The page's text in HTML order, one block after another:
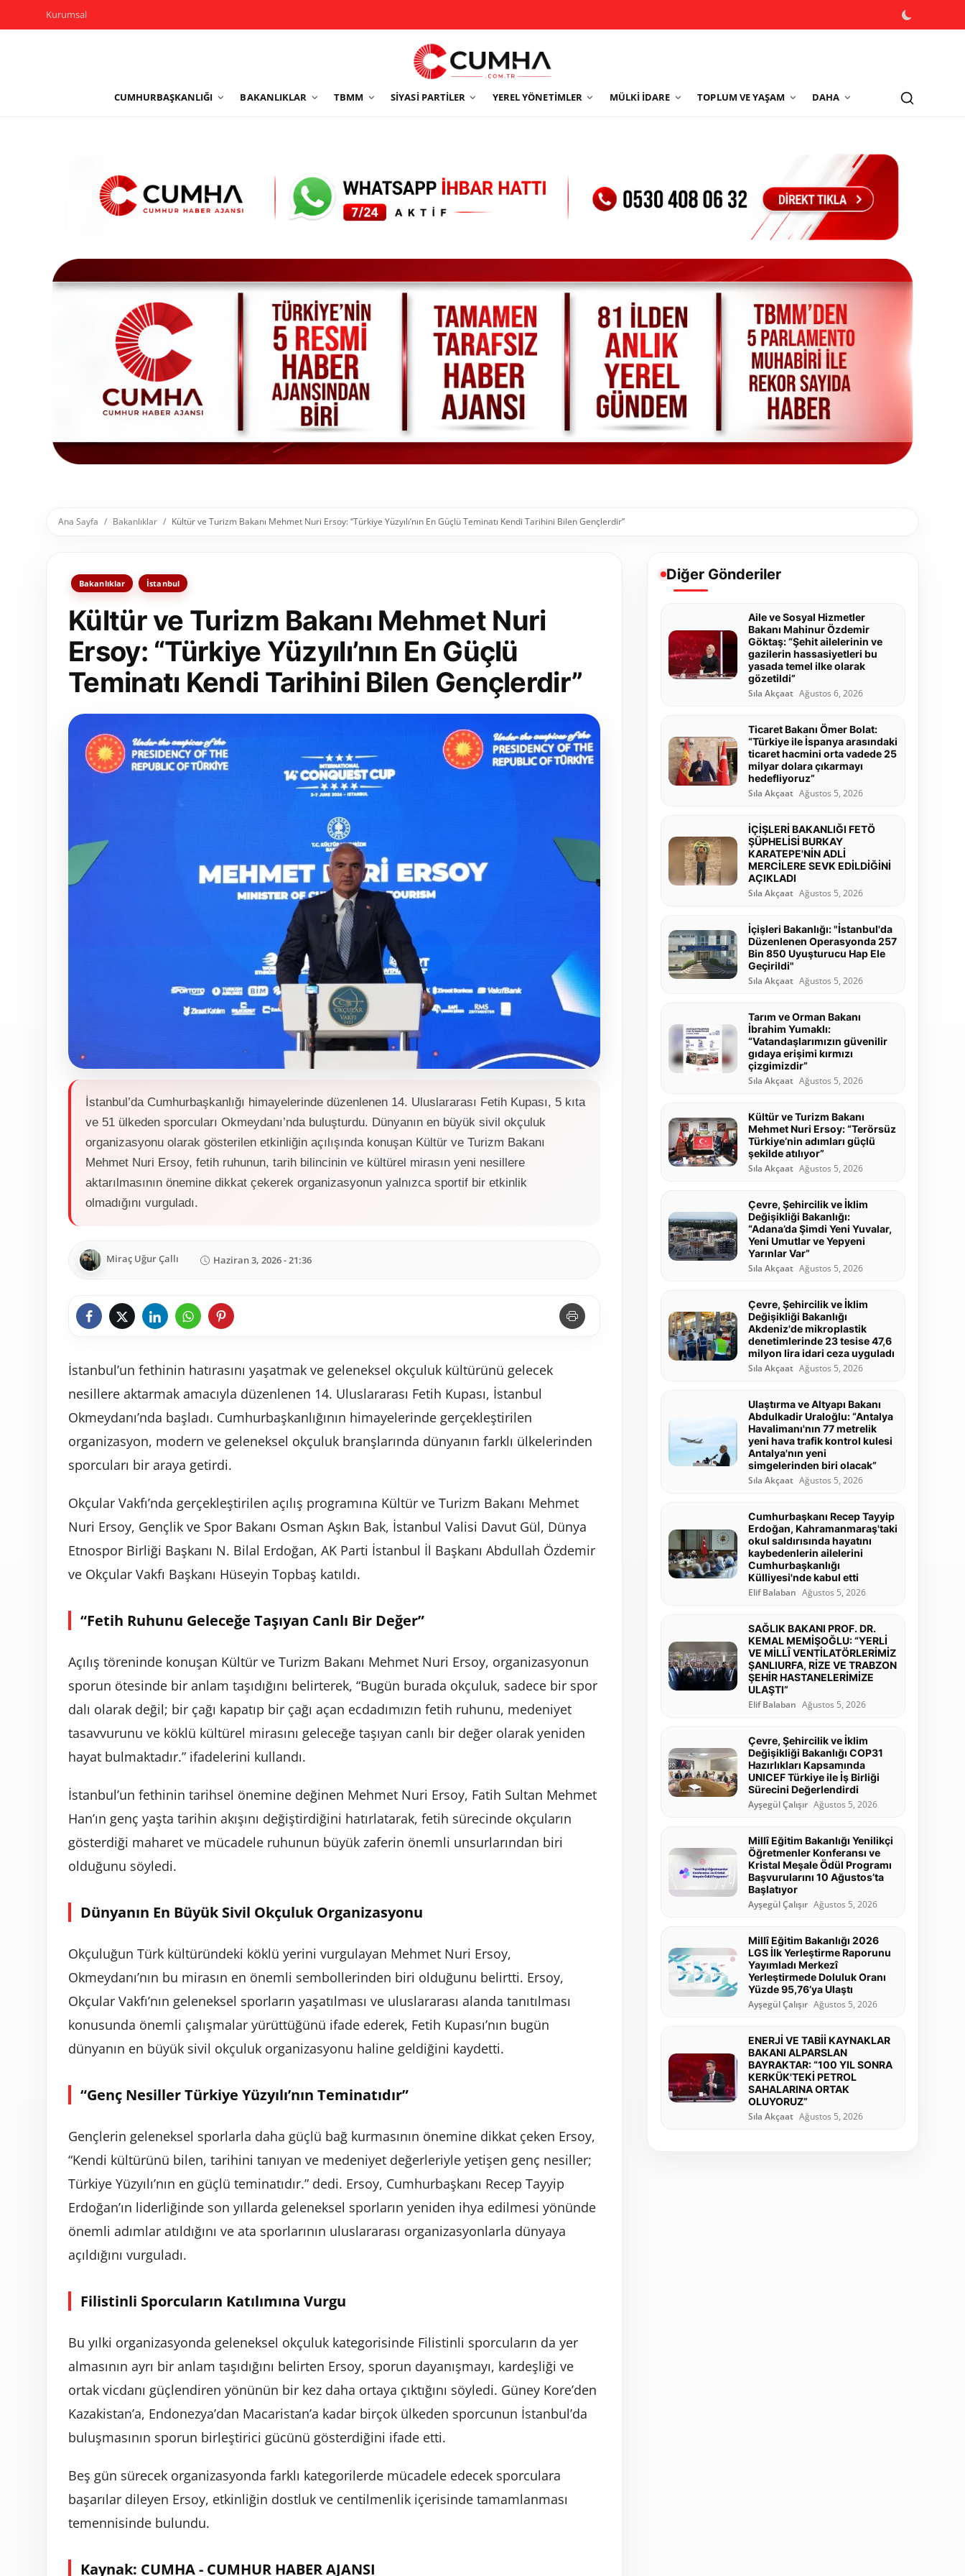
Kurumsal
CUMHURBAŞKANLIĞI BAKANLIKLAR TBMM SIYASI PARTILER YEREL YÖNETIMLER MÜLKI İDARE TOPLUM VE YAŞAM DAHA
Yerel Yönetimler
Sivil Toplum Kuruluşları
Kamu Kurumları ve Üst Kurullar
Resmi Reklamlar
Ana Sayfa Bakanlıklar Kültür ve Turizm Bakanı Mehmet Nuri Ersoy: “Türkiye Yüzyılı’nın En Güçlü Teminatı Kendi Tarihini Bilen Gençlerdir”
Bakanlıklar İstanbul
Kültür ve Turizm Bakanı Mehmet Nuri
Ersoy: “Türkiye Yüzyılı’nın En Güçlü
Teminatı Kendi Tarihini Bilen Gençlerdir”
İstanbul’da Cumhurbaşkanlığı himayelerinde düzenlenen 14. Uluslararası Fetih Kupası, 5 kıta
ve 51 ülkeden sporcuları Okmeydanı’nda buluşturdu. Dünyanın en büyük sivil okçuluk
organizasyonu olarak gösterilen etkinliğin açılışında konuşan Kültür ve Turizm Bakanı
Mehmet Nuri Ersoy, fetih ruhunun, tarih bilincinin ve kültürel mirasın yeni nesillere
aktarılmasının önemine dikkat çekerek organizasyonun yalnızca sportif bir etkinlik
olmadığını vurguladı.
Miraç Uğur Çallı Haziran 3, 2026 - 21:36
İstanbul’un fethinin hatırasını yaşatmak ve geleneksel okçuluk kültürünü gelecek
nesillere aktarmak amacıyla düzenlenen 14. Uluslararası Fetih Kupası, İstanbul
Okmeydanı’nda başladı. Cumhurbaşkanlığının himayelerinde gerçekleştirilen
organizasyon, modern ve geleneksel okçuluk branşlarında dünyanın farklı ülkelerinden
sporcuları bir araya getirdi.
Okçular Vakfı’nda gerçekleştirilen açılış programına Kültür ve Turizm Bakanı Mehmet
Nuri Ersoy, Gençlik ve Spor Bakanı Osman Aşkın Bak, İstanbul Valisi Davut Gül, Dünya
Etnospor Birliği Başkanı N. Bilal Erdoğan, AK Parti İstanbul İl Başkanı Abdullah Özdemir
ve Okçular Vakfı Başkanı Hüseyin Topbaş katıldı.
“Fetih Ruhunu Geleceğe Taşıyan Canlı Bir Değer”
Açılış töreninde konuşan Kültür ve Turizm Bakanı Mehmet Nuri Ersoy, organizasyonun
sporun ötesinde bir anlam taşıdığını belirterek, “Bugün burada okçuluk, sadece bir spor
dalı olarak değil; bir çağı kapatıp bir çağı açan ecdadımızın fetih ruhunu, medeniyet
tasavvurunu ve köklü kültürel mirasını geleceğe taşıyan canlı bir değer olarak yeniden
hayat bulmaktadır.” ifadelerini kullandı.
İstanbul’un fethinin tarihsel önemine değinen Mehmet Nuri Ersoy, Fatih Sultan Mehmet
Han’ın genç yaşta tarihin akışını değiştirdiğini hatırlatarak, fetih sürecinde okçuların
gösterdiği maharet ve mücadele ruhunun büyük zaferin önemli unsurlarından biri
olduğunu söyledi.
Dünyanın En Büyük Sivil Okçuluk Organizasyonu
Okçuluğun Türk kültüründeki köklü yerini vurgulayan Mehmet Nuri Ersoy,
Okmeydanı’nın bu mirasın en önemli sembollerinden biri olduğunu belirtti. Ersoy,
Okçular Vakfı’nın geleneksel sporların yaşatılması ve uluslararası alanda tanıtılması
konusunda önemli çalışmalar yürüttüğünü ifade ederek, Fetih Kupası’nın bugün
dünyanın en büyük sivil okçuluk organizasyonu haline geldiğini kaydetti.
“Genç Nesiller Türkiye Yüzyılı’nın Teminatıdır”
Gençlerin geleneksel sporlarla daha güçlü bağ kurmasının önemine dikkat çeken Ersoy,
“Kendi kültürünü bilen, tarihini tanıyan ve medeniyet değerleriyle yetişen genç nesiller;
Türkiye Yüzyılı’nın en güçlü teminatıdır.” dedi. Ersoy, Cumhurbaşkanı Recep Tayyip
Erdoğan’ın liderliğinde son yıllarda geleneksel sporların yeniden ihya edilmesi yönünde
önemli adımlar atıldığını ve ata sporlarının uluslararası organizasyonlarla dünyaya
açıldığını vurguladı.
Filistinli Sporcuların Katılımına Vurgu
Bu yılki organizasyonda geleneksel okçuluk kategorisinde Filistinli sporcuların da yer
almasının ayrı bir anlam taşıdığını belirten Ersoy, sporun dayanışmayı, kardeşliği ve
ortak vicdanı güçlendiren yönünün bir kez daha ortaya çıktığını söyledi. Güney Kore’den
Kazakistan’a, Endonezya’dan Macaristan’a kadar birçok ülkeden sporcunun İstanbul’da
buluşmasının sporun birleştirici gücünü gösterdiğini ifade etti.
Beş gün sürecek organizasyonda farklı kategorilerde mücadele edecek sporculara
başarılar dileyen Ersoy, etkinliğin dostluk ve centilmenlik içerisinde tamamlanması
temennisinde bulundu.
Kaynak: CUMHA - CUMHUR HABER AJANSI
Diğer Gönderiler
Aile ve Sosyal Hizmetler
Bakanı Mahinur Özdemir
Göktaş: “Şehit ailelerinin ve
gazilerin hassasiyetleri bu
yasada temel ilke olarak
gözetildi”
Sıla Akçaat Ağustos 6, 2026
Ticaret Bakanı Ömer Bolat:
“Türkiye ile İspanya arasındaki
ticaret hacmini orta vadede 25
milyar dolara çıkarmayı
hedefliyoruz”
Sıla Akçaat Ağustos 5, 2026
İÇİŞLERİ BAKANLIĞI FETÖ
ŞÜPHELİSİ BURKAY
KARATEPE'NİN ADLİ
MERCİLERE SEVK EDİLDİĞİNİ
AÇIKLADI
Sıla Akçaat Ağustos 5, 2026
İçişleri Bakanlığı: "İstanbul'da
Düzenlenen Operasyonda 257
Bin 850 Uyuşturucu Hap Ele
Geçirildi"
Sıla Akçaat Ağustos 5, 2026
Tarım ve Orman Bakanı
İbrahim Yumaklı:
“Vatandaşlarımızın güvenilir
gıdaya erişimi kırmızı
çizgimizdir”
Sıla Akçaat Ağustos 5, 2026
Kültür ve Turizm Bakanı
Mehmet Nuri Ersoy: “Terörsüz
Türkiye’nin adımları güçlü
şekilde atılıyor”
Sıla Akçaat Ağustos 5, 2026
Çevre, Şehircilik ve İklim
Değişikliği Bakanlığı:
“Adana’da Şimdi Yeni Yuvalar,
Yeni Umutlar ve Yepyeni
Yarınlar Var”
Sıla Akçaat Ağustos 5, 2026
Çevre, Şehircilik ve İklim
Değişikliği Bakanlığı
Akdeniz'de mikroplastik
denetimlerinde 23 tesise 47,6
milyon lira idari ceza uyguladı
Sıla Akçaat Ağustos 5, 2026
Ulaştırma ve Altyapı Bakanı
Abdulkadir Uraloğlu: “Antalya
Havalimanı'nın 77 metrelik
yeni hava trafik kontrol kulesi
Antalya'nın yeni
simgelerinden biri olacak”
Sıla Akçaat Ağustos 5, 2026
Cumhurbaşkanı Recep Tayyip
Erdoğan, Kahramanmaraş'taki
okul saldırısında hayatını
kaybedenlerin ailelerini
Cumhurbaşkanlığı
Külliyesi'nde kabul etti
Elif Balaban Ağustos 5, 2026
SAĞLIK BAKANI PROF. DR.
KEMAL MEMİŞOĞLU: “YERLİ
VE MİLLÎ VENTİLATÖRLERİMİZ
ŞANLIURFA, RİZE VE TRABZON
ŞEHİR HASTANELERİMİZE
ULAŞTI”
Elif Balaban Ağustos 5, 2026
Çevre, Şehircilik ve İklim
Değişikliği Bakanlığı COP31
Hazırlıkları Kapsamında
UNICEF Türkiye ile İş Birliği
Sürecini Değerlendirdi
Ayşegül Çalışır Ağustos 5, 2026
Millî Eğitim Bakanlığı Yenilikçi
Öğretmenler Konferansı ve
Kristal Meşale Ödül Programı
Başvurularını 10 Ağustos’ta
Başlatıyor
Ayşegül Çalışır Ağustos 5, 2026
Millî Eğitim Bakanlığı 2026
LGS İlk Yerleştirme Raporunu
Yayımladı Merkezî
Yerleştirmede Doluluk Oranı
Yüzde 95,76’ya Ulaştı
Ayşegül Çalışır Ağustos 5, 2026
ENERJİ VE TABİİ KAYNAKLAR
BAKANI ALPARSLAN
BAYRAKTAR: “100 YIL SONRA
KERKÜK'TEKİ PETROL
SAHALARINA ORTAK
OLUYORUZ”
Sıla Akçaat Ağustos 5, 2026